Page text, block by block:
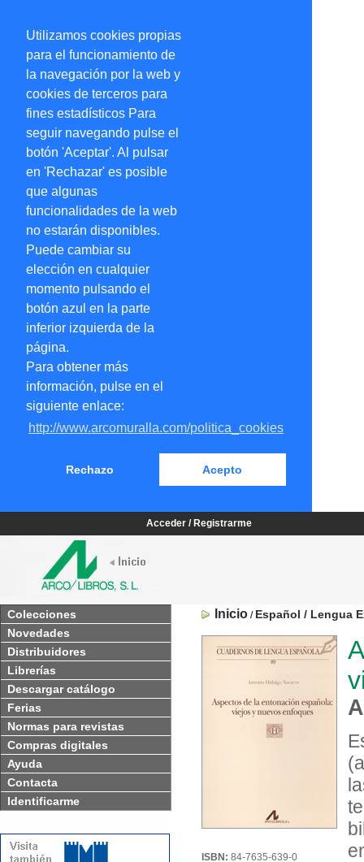
Utilizamos cookies propias
para el funcionamiento de
la navegación por la web y
cookies de terceros para
fines estadísticos Para
seguir navegando pulse el
botón 'Aceptar'. Al pulsar
en 'Rechazar' es posible
que algunas
funcionalidades de la web
no estarán disponibles.
Puede cambiar su
elección en cualquier
momento pulsando el
botón azul en la parte
inferior izquierda de la
página.
Para obtener más
información, pulse en el
siguiente enlace:
http://www.arcomuralla.com/politica_cookies
Rechazo Acepto
Acceder / Registrarme
Colecciones
Novedades
Distribuidores
Librerías
Descargar catálogo
Ferias
Normas para revistas
Compras digitales
Ayuda
Contacta
Identificarme
Inicio / Español / Lengua
ISBN: 84-7635-639-0